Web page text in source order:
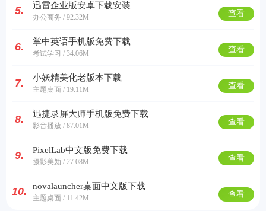
5. 迅雷企业版安卓下载安装
办公商务 / 92.32M 查看
6. 掌中英语手机版免费下载
考试学习 / 34.06M 查看
7. 小妖精美化老版本下载
主题桌面 / 19.11M 查看
8. 迅捷录屏大师手机版免费下载
影音播放 / 87.01M 查看
9. PixelLab中文版免费下载
摄影美颜 / 27.08M 查看
10. novalauncher桌面中文版下载
主题桌面 / 11.42M 查看